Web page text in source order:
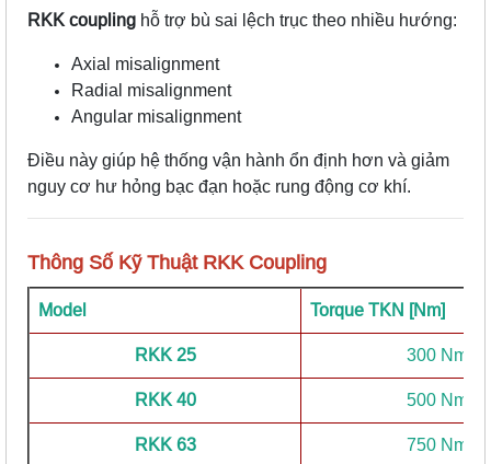
RKK coupling hỗ trợ bù sai lệch trục theo nhiều hướng:
Axial misalignment
Radial misalignment
Angular misalignment
Điều này giúp hệ thống vận hành ổn định hơn và giảm
nguy cơ hư hỏng bạc đạn hoặc rung động cơ khí.
Thông Số Kỹ Thuật RKK Coupling
Model Torque TKN [Nm]
RKK 25 300 Nm
RKK 40 500 Nm
RKK 63 750 Nm